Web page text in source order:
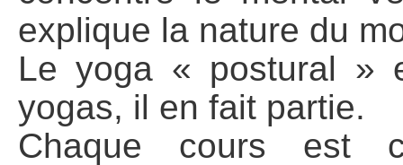
explique la nature du
Le yoga « postural »
yogas, il en fait partie.
Chaque cours est